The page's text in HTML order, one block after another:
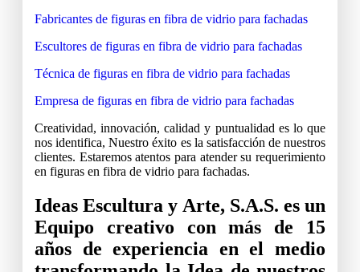
Fabricantes de figuras en fibra de vidrio para fachadas
Escultores de figuras en fibra de vidrio para fachadas
Técnica de figuras en fibra de vidrio para fachadas
Empresa de figuras en fibra de vidrio para fachadas
Creatividad, innovación, calidad y puntualidad es lo que
nos identifica, Nuestro éxito es la satisfacción de nuestros
clientes. Estaremos atentos para atender su requerimiento
en figuras en fibra de vidrio para fachadas.
Ideas Escultura y Arte, S.A.S. es un
Equipo creativo con más de 15
años de experiencia en el medio